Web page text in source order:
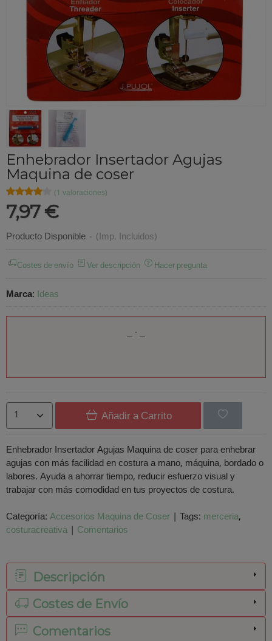
Enhebrador Insertador Agujas
Maquina de coser
★★★★★
★★★★★ (1 valoraciones)
7,97 €
Producto Disponible - (Imp. Incluidos)
Costes de envío Ver descripción Hacer pregunta
Marca: Ideas
Añadir a Carrito
Enhebrador Insertador Agujas Maquina de coser para enhebrar
agujas con más facilidad en costura a mano, máquina, bordado o
labores. Ayuda a ahorrar tiempo, reducir esfuerzo visual y
trabajar con más comodidad en tus proyectos de costura.
Categoría:Accesorios Maquina de Coser | Tags: merceria
costuracreativa | Comentarios
Descripción
Costes de Envío
Comentarios